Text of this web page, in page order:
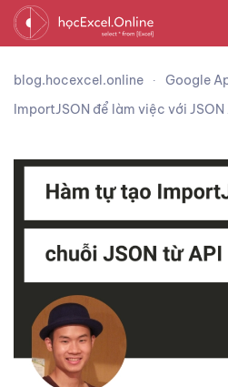
blog.hocexcel.online Google
ImportJSON để làm việc với